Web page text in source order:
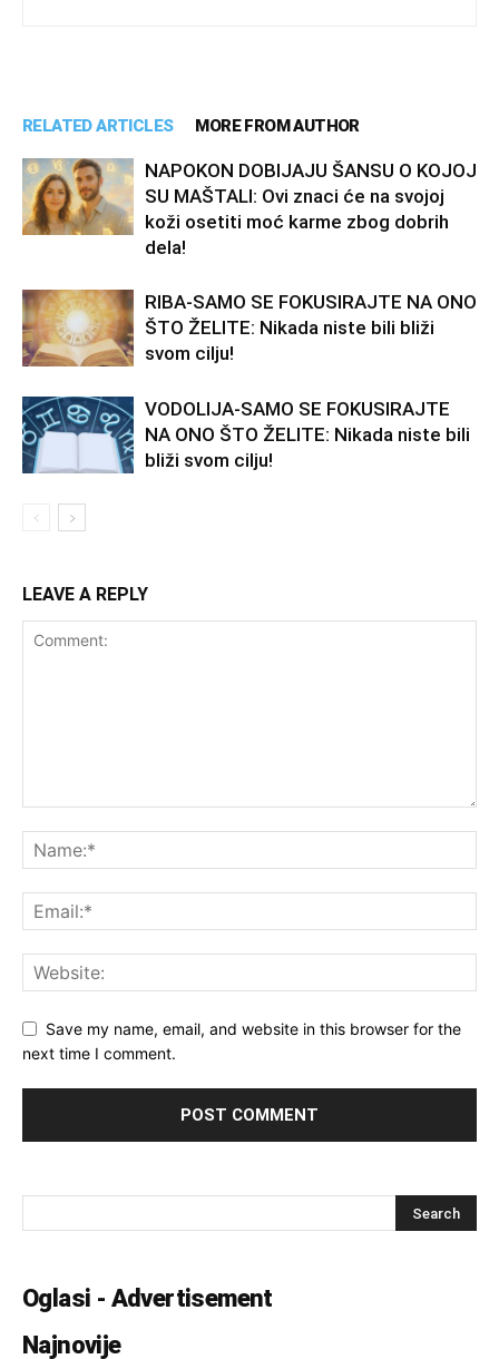
RELATED ARTICLES MORE FROM AUTHOR
NAPOKON DOBIJAJU ŠANSU O KOJOJ
SU MAŠTALI: Ovi znaci će na svojoj
koži osetiti moć karme zbog dobrih
dela!
RIBA-SAMO SE FOKUSIRAJTE NA ONO
ŠTO ŽELITE: Nikada niste bili bliži
svom cilju!
VODOLIJA-SAMO SE FOKUSIRAJTE
NA ONO ŠTO ŽELITE: Nikada niste bili
bliži svom cilju!
LEAVE A REPLY
Save my name, email, and website in this browser for the
next time I comment.
Oglasi - Advertisement
Najnovije